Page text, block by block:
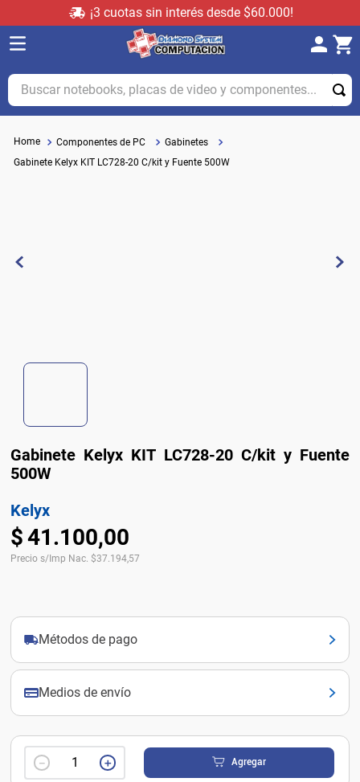
¡3 cuotas sin interés desde $60.000!
Buscar notebooks, placas de video y componentes...
Componentes de PC
Gabinetes
Gabinete Kelyx KIT LC728-20 C/kit y Fuente 500W
Gabinete Kelyx KIT LC728-20 C/kit y Fuente
500W
Kelyx
$41.100,00
Precio s/Imp Nac. $37.194,57
Métodos de pago
Medios de envío
＋
－ Agregar